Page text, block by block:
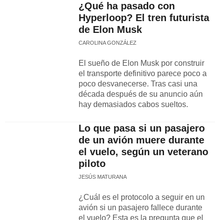
¿Qué ha pasado con
Hyperloop? El tren futurista
de Elon Musk
CAROLINA GONZÁLEZ
El sueño de Elon Musk por construir
el transporte definitivo parece poco a
poco desvanecerse. Tras casi una
década después de su anuncio aún
hay demasiados cabos sueltos.
Lo que pasa si un pasajero
de un avión muere durante
el vuelo, según un veterano
piloto
JESÚS MATURANA
¿Cuál es el protocolo a seguir en un
avión si un pasajero fallece durante
el vuelo? Esta es la pregunta que el